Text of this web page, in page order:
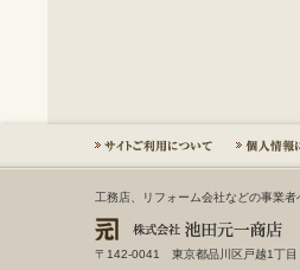
工務店、リフォーム会社などの事業
〒142-0041 東京都品川区戸越1丁